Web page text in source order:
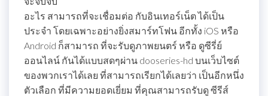
อะไร สามารถที่จะเชื่อมต่อ กับอินเทอร์เน็ต ได้เป็น
ประจำ โดยเฉพาะอย่างยิ่งสมาร์ทโฟน อีกทั้ง iOS หรือ
Android ก็สามารถ ที่จะรับดูภาพยนตร์ หรือ ดูซีรี่ย์
ออนไลน์ กันได้แบบสดๆผ่าน dooseries-hd บนเว็บไซต์
ของพวกเราได้เลย ที่สามารถเรียกได้เลยว่า เป็นอีกหนึ่ง
ตัวเลือก ที่มีความยอดเยี่ยม ที่คุณสามารถรับดู ซีรีส์